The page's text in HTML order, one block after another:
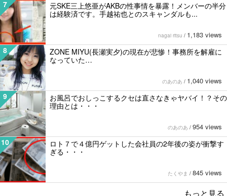
7
元SKE三上悠亜がAKBの性事情を暴露！メンバーの半分
は経験済です。手越祐也とのスキャンダルも...
nagai ritsu / 1,183 views
8
ZONE MIYU(長瀬実夕)の現在が悲惨！事務所を解雇に
なっていた…
のあのあ / 1,040 views
9
お風呂でおしっこするクセは直さなきゃヤバイ！？その
理由とは・・・
のあのあ / 954 views
10
ロト７で４億円ゲットした会社員の2年後の姿が衝撃す
ぎる・・・
たくやま / 845 views
もっと見る